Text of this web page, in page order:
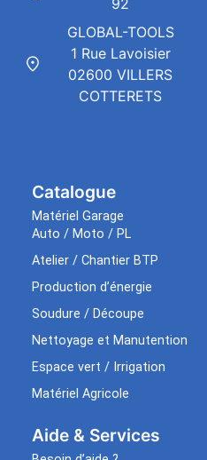
Catalogue
Matériel Garage
Auto / Moto / PL
Atelier / Chantier BTP
Production d’énergie
Soudure / Découpe
Nettoyage et Manutention
Espace vert / Irrigation
Matériel Agricole
Aide & Services​
92
GLOBAL-TOOLS
1 Rue Lavoisier
02600 VILLERS
COTTERETS